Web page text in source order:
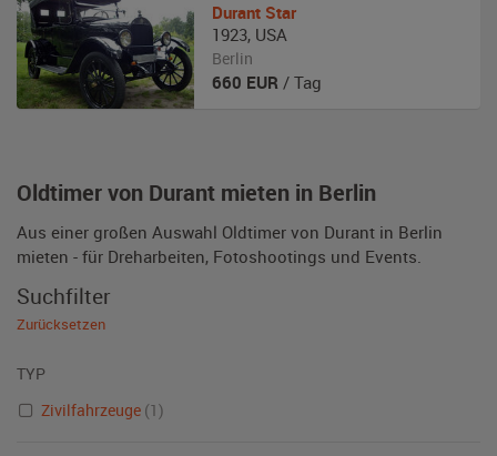
Oldtimer von Durant mieten in Berlin
Aus einer großen Auswahl Oldtimer von Durant in Berlin
mieten - für Dreharbeiten, Fotoshootings und Events.
Durant Star
1923, USA
Berlin
660 EUR / Tag
Suchfilter
Zurücksetzen
TYP
Zivilfahrzeuge (1)